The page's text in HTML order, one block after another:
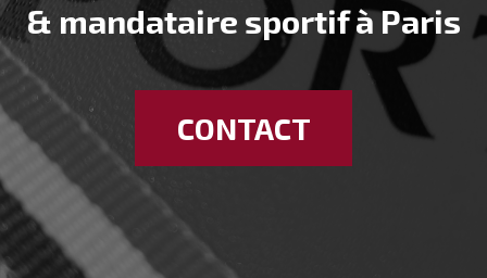
& mandataire sportif à Paris
CONTACT